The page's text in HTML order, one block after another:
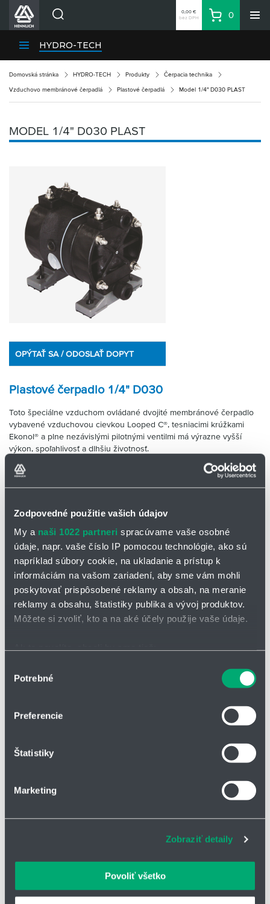
Zodpovedné použitie vašich údajov
My a naši 1022 partneri spracúvame vaše osobné
údaje, napr. vaše číslo IP pomocou technológie, ako sú
napríklad súbory cookie, na ukladanie a prístup k
informáciám na vašom zariadení, aby sme vám mohli
poskytovať prispôsobené reklamy a obsah, na meranie
reklamy a obsahu, štatistiky publika a vývoj produktov.
Môžete si zvoliť, kto a na aké účely použije vaše údaje.
polohe s presnosťou na niekoľko metrov
Viac informácií o tom, ako sa spracúvajú vaše osobné
môžete kedykoľvek zmeniť alebo odvolať cez Vyhlásenie
Na prispôsobenie obsahu a reklám, poskytovanie funkcií
webové stránky, poskytujeme aj našim partnerom v
keď ste používali ich služby.
súhlasu
Potrebné
Preferencie
Štatistiky
Marketing
Zobraziť detaily
Povoliť všetko
Divízie HENNLICH
Kariéra
Kontakty
Prihlásenie
Nákupný zoznam
Partner Zone
0,00 €
bez DPH
Košík
0
HYDRO-TECH
Domovská stránka HYDRO-TECH Produkty Čerpacia technika
Vzduchovo membránové čerpadlá Plastové čerpadlá Model 1/4" D030 PLAST
MODEL 1/4" D030 PLAST
OPÝTAŤ SA / ODOSLAŤ DOPYT
Plastové čerpadlo 1/4" D030
Toto špeciálne vzduchom ovládané dvojité membránové čerpadlo
vybavené vzduchovou cievkou Looped C®, tesniacimi krúžkami
Ekonol® a plne nezávislými pilotnými ventilmi má výrazne vyšší
výkon, spoľahlivosť a dlhšiu životnosť.
Majú viacspojkové kvapalinové pripojenia
Plne priskrutkované telo
100% bez oleja alebo maziva
Špecifikácia čerpadla
Pripojenie vstupu / výstupu kvapaliny: 1/4" závitové pripojenia
Maximálny prietok: 8 l/min
Vzduchový motor: vzduchový motor rytón (PPS)
Vzduchový ventil: patentovaný LOOPED C® SPRING AIR SPOOL
Maximálna veľkosť nečistôt: 0 mm (ploché ventily); 0.5 mm
Materiál tela čerpadla: vodivý PVDF